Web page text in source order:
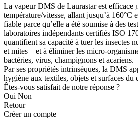
La vapeur DMS de Laurastar est efficace
température/vitesse, allant jusqu’à 160°C
fiable parce qu’elle a été soumise à des
laboratoires indépendants certifiés ISO
quantifient sa capacité à tuer les insectes
et mites – et à éliminer les micro-
bactéries, virus, champignons et acariens.
Par ses propriétés intrinsèques, la DMS
hygiène aux textiles, objets et surfaces du
Êtes-vous satisfait de notre réponse ?
Oui Non
Retour
Créer un compte